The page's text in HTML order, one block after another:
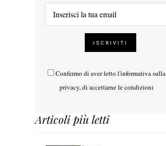
Confermo di aver letto l'informativa sulla
privacy, di accettarne le condizioni
Articoli più letti